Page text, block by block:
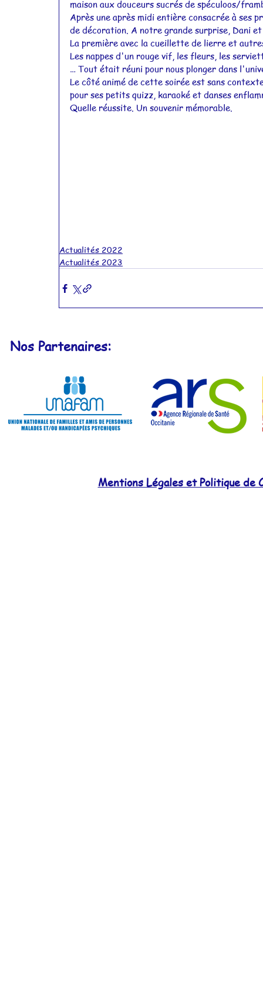
maison aux douceurs sucrés de spéculoos/
Après une après midi entière consacrée à ses
de décoration. A notre grande surprise, Dani
La première avec la cueillette de lierre et
Les nappes d'un rouge vif, les fleurs, les
… Tout était réuni pour nous plonger dans
Le côté animé de cette soirée est sans
pour ses petits quizz, karaoké et danses
Quelle réussite. Un souvenir mémorable.
Actualités 2022
Actualités 2023
Nos Partenaires:
Mentions Légales et Politique de